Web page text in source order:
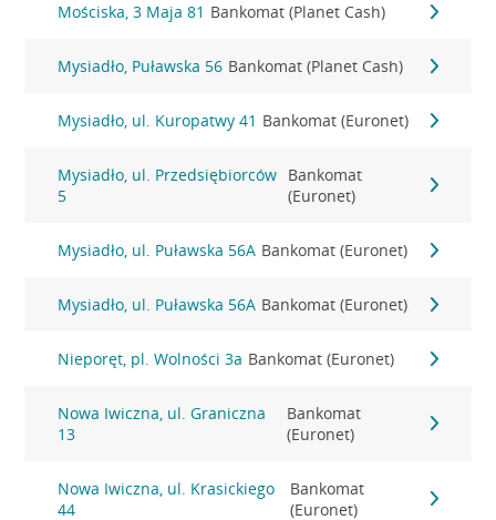
Mościska, 3 Maja 81 Bankomat (Planet Cash)
Mysiadło, Puławska 56 Bankomat (Planet Cash)
Mysiadło, ul. Kuropatwy 41 Bankomat (Euronet)
Mysiadło, ul. Przedsiębiorców
5
Bankomat
(Euronet)
Mysiadło, ul. Puławska 56A Bankomat (Euronet)
Mysiadło, ul. Puławska 56A Bankomat (Euronet)
Nieporęt, pl. Wolności 3a Bankomat (Euronet)
Nowa Iwiczna, ul. Graniczna
13
Bankomat
(Euronet)
Nowa Iwiczna, ul. Krasickiego
44
Bankomat
(Euronet)